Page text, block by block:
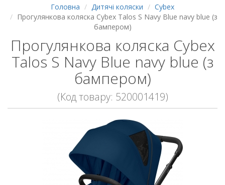
Головна Дитячі коляски
Cybex
Прогулянкова коляска Cybex Talos S Navy Blue navy blue (з
бампером)
Прогулянкова коляска Cybex
Talos S Navy Blue navy blue (з
бампером)
(Код товару: 520001419)